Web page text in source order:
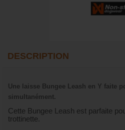
DESCRIPTION
Une laisse Bungee Leash en Y faite
simultanément.
Cette Bungee Leash est parfaite
trottinette.